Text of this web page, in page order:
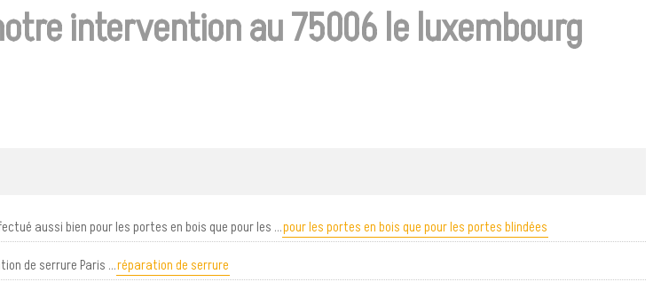
intervention au 75006 le luxembourg
aussi bien pour les portes en bois que pour les ...pour les portes en bois que pour les portes blindées
de serrure Paris ...réparation de serrure